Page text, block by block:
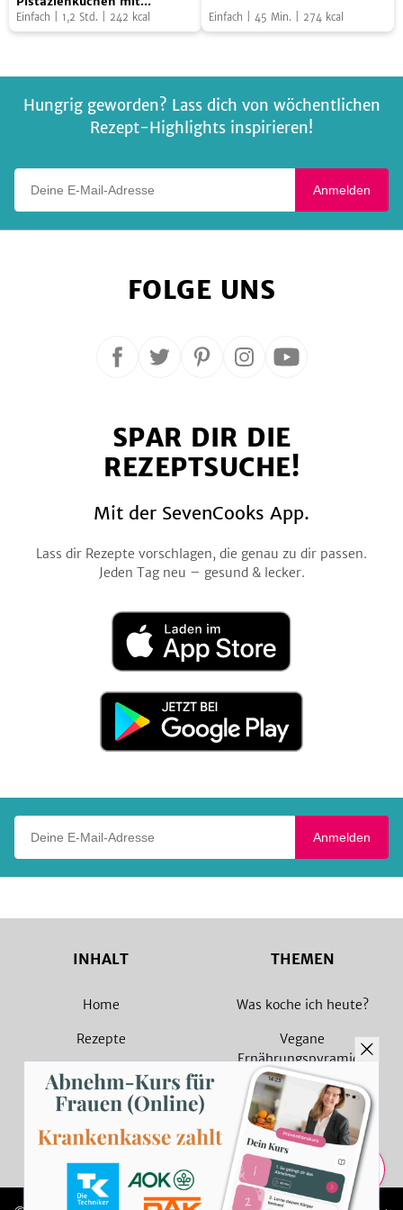
Teilen
Pistazienkuchen
Frischkäse-Frosting
Einfach 1,2 Std. 242 kcal Einfach 45 Min. 274 kcal
Hungrig geworden? Lass dich von wöchentlichen
Rezept-Highlights inspirieren!
Anmelden
FOLGE UNS
Folge
Facebook
Folge
Twitter
Folge
Pinterest
Folge
Instagram
Folge
YouTube
SPAR DIR DIE
REZEPTSUCHE!
Mit der SevenCooks App.
Lass dir Rezepte vorschlagen, die genau zu dir passen.
Jeden Tag neu – gesund & lecker.
Laden
im
App
Jetzt
Google
Anmelden
INHALT
Home
Rezepte
Magazin
Sammlungen
Rezept Suche
THEMEN
Was koche ich heute?
Vegane
Ernährungspyramide
Vegane Rezepte
Vegetarische Rezepte